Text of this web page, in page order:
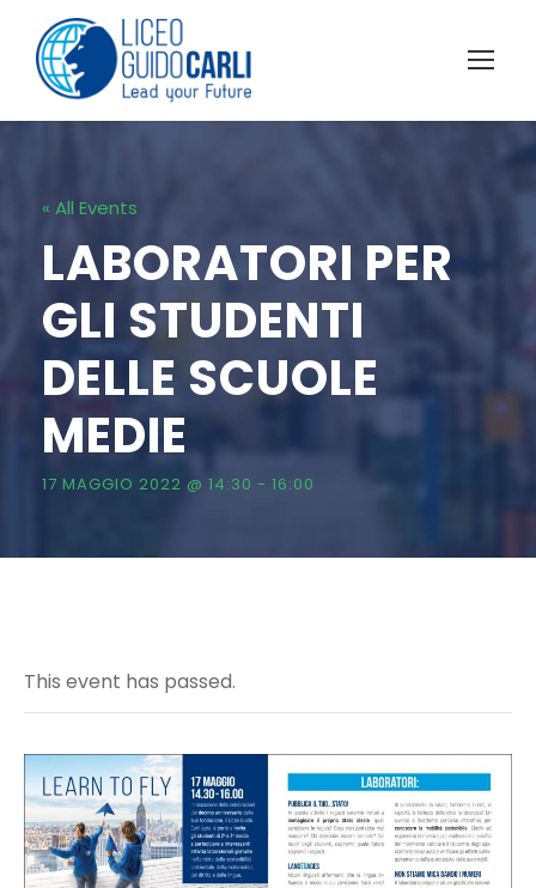
« All Events
LABORATORI PER
GLI STUDENTI
DELLE SCUOLE
MEDIE
17 MAGGIO 2022 @ 14:30 - 16:00
This event has passed.